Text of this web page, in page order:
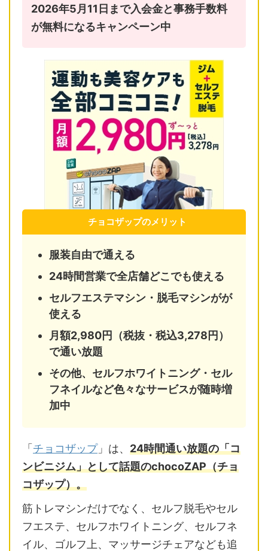
2026年5月11日まで入会金と事務手数料
が無料になるキャンペーン中
チョコザップのメリット
服装自由で通える
24時間営業で全店舗どこでも使える
セルフエステマシン・脱毛マシンがが
使える
月額2,980円（税抜・税込3,278円）
で通い放題
その他、セルフホワイトニング・セル
フネイルなど色々なサービスが随時増
加中
「 チョコザップ」は、 24時間通い放題の「コ
ンビニジム」として話題のchocoZAP（チョ
コザップ）。
筋トレマシンだけでなく、セルフ脱毛やセル
フエステ、セルフホワイトニング、セルフネ
イル、ゴルフ上、マッサージチェアなども追